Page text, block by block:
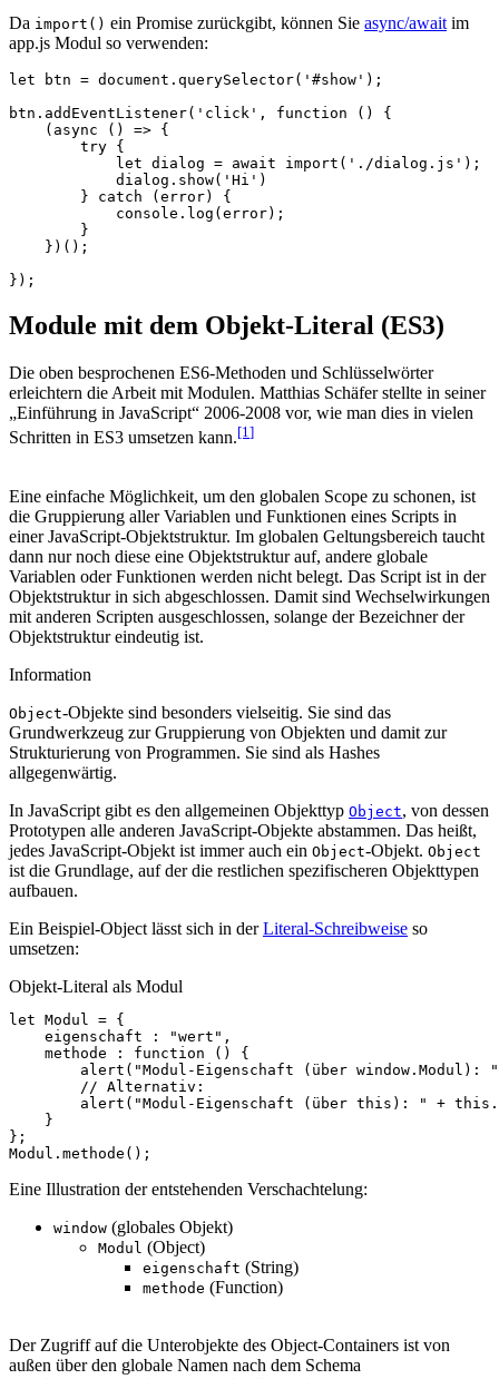
Da import() ein Promise zurückgibt, können Sie async/awaitim
app.js Modul so verwenden:
let btn = document . querySelector( '#show' );
btn . addEventListener( 'click' , function ()
{
( async () => {
try {
let dialog = await import ( './dialog.js' );
dialog . show( 'Hi' )
}
catch ( error)
{
console . log ( error);
}
})();
});
Module mit dem Objekt-Literal (ES3)
Die oben besprochenen ES6-Methoden und Schlüsselwörter
erleichtern die Arbeit mit Modulen. Matthias Schäfer stellte in seiner
„Einführung in JavaScript“ 2006-2008 vor, wie man dies in vielen
Schritten in ES3 umsetzen kann.[1]
Eine einfache Möglichkeit, um den globalen Scope zu schonen, ist
die Gruppierung aller Variablen und Funktionen eines Scripts in
einer JavaScript-Objektstruktur. Im globalen Geltungsbereich taucht
dann nur noch diese eine Objektstruktur auf, andere globale
Variablen oder Funktionen werden nicht belegt. Das Script ist in der
Objektstruktur in sich abgeschlossen. Damit sind Wechselwirkungen
mit anderen Scripten ausgeschlossen, solange der Bezeichner der
Objektstruktur eindeutig ist.
Information
Object-Objekte sind besonders vielseitig. Sie sind das
Grundwerkzeug zur Gruppierung von Objekten und damit zur
Strukturierung von Programmen. Sie sind als Hashes
allgegenwärtig.
In JavaScript gibt es den allgemeinen Objekttyp Object, von dessen
Prototypen alle anderen JavaScript-Objekte abstammen. Das heißt,
jedes JavaScript-Objekt ist immer auch ein Object-Objekt. Object
ist die Grundlage, auf der die restlichen spezifischeren Objekttypen
aufbauen.
Ein Beispiel-Object lässt sich in derLiteral-Schreibweise so
umsetzen:
Objekt-Literal als Modul
let Modul = {
eigenschaft
: "wert" ,
methode
: function ()
{
alert ( "Modul-Eigenschaft (über window.Modul): "
// Alternativ:
alert ( "Modul-Eigenschaft (über this): " + this .
}
};
Modul . methode ();
Eine Illustration der entstehenden Verschachtelung:
window (globales Objekt)
Modul (Object)
eigenschaft (String)
methode (Function)
Der Zugriff auf die Unterobjekte des Object-Containers ist von
außen über den globale Namen nach dem Schema